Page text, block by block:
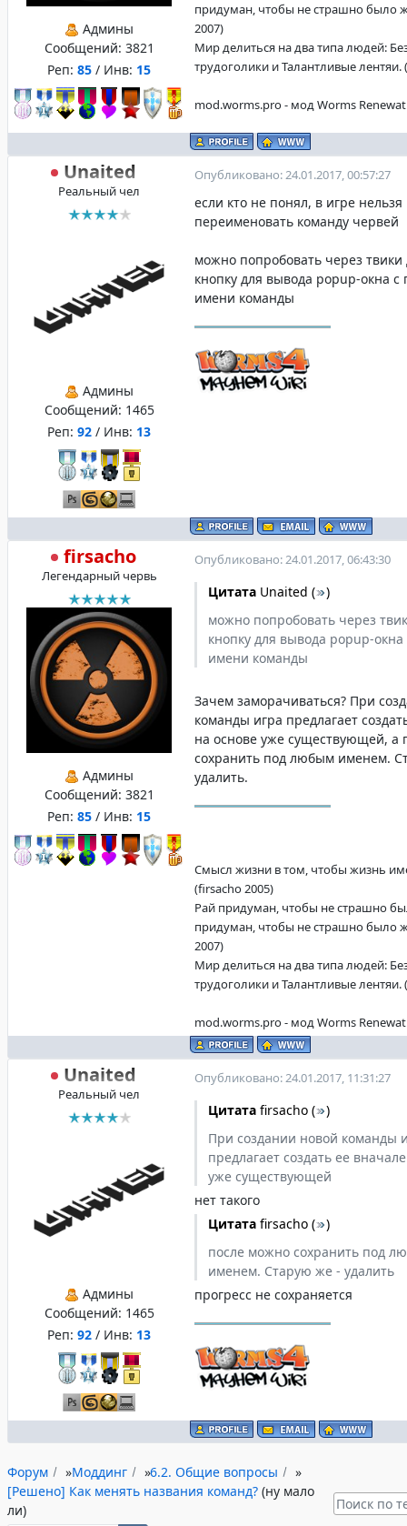
Админы
Сообщений: 3821
Реп: 85 / Инв: 15
придуман, чтобы не страшно было
2007)
Мир делиться на два типа людей:
трудоголики и Талантливые лентяи.
mod.worms.pro - мод Worms
Unaited
Реальный чел
Админы
Сообщений: 1465
Реп: 92 / Инв: 13
Опубликовано: 24.01.2017, 00:57:27
если кто не понял, в игре нельзя
переименовать команду червей
можно попробовать через твики
кнопку для вывода popup-окна с
имени команды
firsacho
Легендарный червь
Админы
Сообщений: 3821
Реп: 85 / Инв: 15
Опубликовано: 24.01.2017, 06:43:30
Цитата Unaited (
)
можно попробовать через
кнопку для вывода popup-
имени команды
Зачем заморачиваться? При
команды игра предлагает
на основе уже существующей, а
сохранить под любым именем.
удалить.
Смысл жизни в том, чтобы жизнь
(firsacho 2005)
Рай придуман, чтобы не страшно
придуман, чтобы не страшно было
2007)
Мир делиться на два типа людей:
трудоголики и Талантливые лентяи.
mod.worms.pro - мод Worms
Unaited
Реальный чел
Админы
Сообщений: 1465
Реп: 92 / Инв: 13
Опубликовано: 24.01.2017, 11:31:27
Цитата firsacho (
)
При создании новой команды
предлагает создать ее
уже существующей
нет такого
Цитата firsacho (
)
после можно сохранить под
именем. Старую же - удалить
прогресс не сохраняется
Форум »Моддинг »6.2. Общие вопросы
»
[Решено] Как менять названия команд? (ну мало
ли)